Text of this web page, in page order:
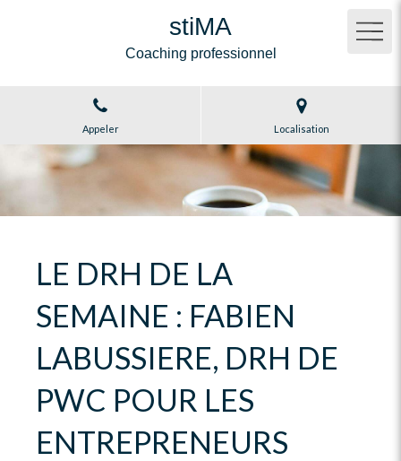
stiMA
Coaching professionnel
Appeler Localisation
LE DRH DE LA
SEMAINE : FABIEN
LABUSSIERE, DRH DE
PWC POUR LES
ENTREPRENEURS